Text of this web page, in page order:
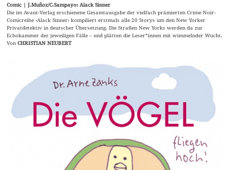
Comic | J.Muñoz/C.Sampayo: Alack Sinner
Die im Avant-Verlag erschienene Gesamtausgabe der vielfach prämierten Crime Noir-
Comicreihe ›Alack Sinner‹ kompiliert erstmals alle 20 Storys um den New Yorker
Privatdetektiv in deutscher Übersetzung. Die Straßen New Yorks werden da zur
Echokammer der jeweiligen Fälle – und plätten die Leser*innen mit wimmelnder Wucht.
VonCHRISTIAN NEUBERT